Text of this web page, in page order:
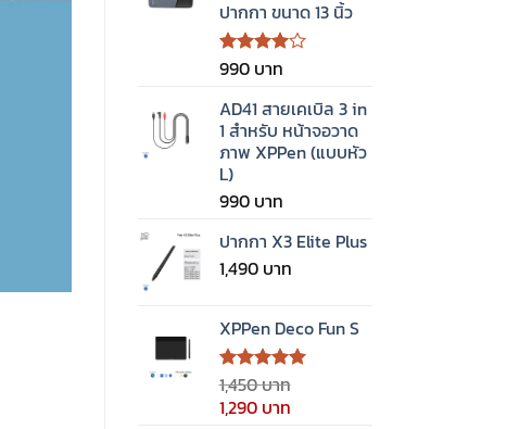
ปากกา ขนาด 13 นิ้ว
ให้
4.00
ตั้งแต่ 1-
5
คะแนน
990
AD41 สายเคเบิล 3 in
1 สำหรับ หน้าจอวาด
ภาพ XPPen (แบบหัว
L)
990
ปากกา X3 Elite Plus
1,490
XPPen Deco Fun S
ให้คะแนน
5.00ตั้งแต่
1-5
1,450
Original
1,290